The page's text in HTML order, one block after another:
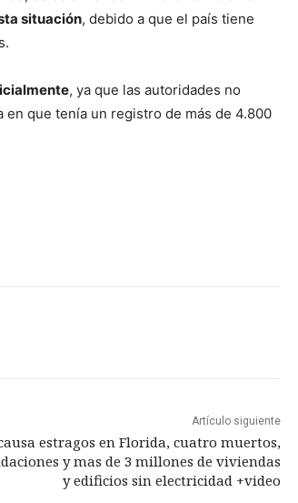
situación, debido a que el país tiene
, ya que las autoridades no
que tenía un registro de más de 4.800
Artículo siguiente
estragos en Florida, cuatro muertos,
y mas de 3 millones de viviendas
y edificios sin electricidad +video